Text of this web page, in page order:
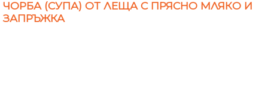
ЧОРБА (СУПА) ОТ ЛЕЩА С ПРЯСНО МЛЯКО И
ЗАПРЪЖКА